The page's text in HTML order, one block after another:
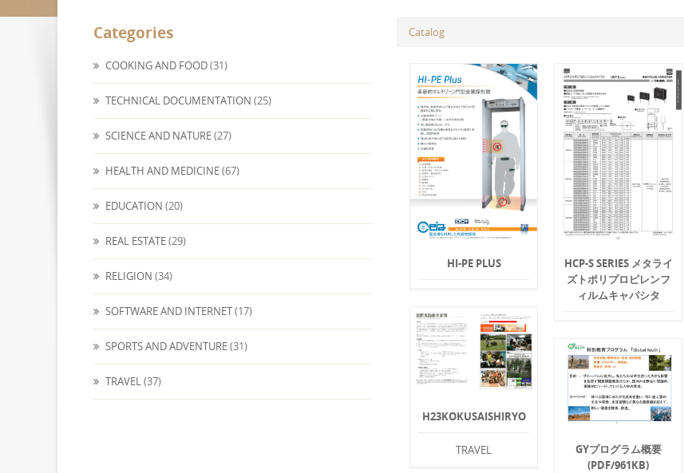
Categories
COOKING AND FOOD(31)
TECHNICAL DOCUMENTATION (25)
SCIENCE AND NATURE(27)
HEALTH AND MEDICINE(67)
EDUCATION (20)
REAL ESTATE(29)
RELIGION (34)
SOFTWARE AND INTERNET(17)
SPORTS AND ADVENTURE(31)
TRAVEL(37)
Catalog
HI-PE PLUS
HCP-S SERIES メタライ
ズトポリプロピレンフ
ィルムキャパシタ
H23KOKUSAISHIRYO
TRAVEL
GYプログラム概要
(PDF/961KB)